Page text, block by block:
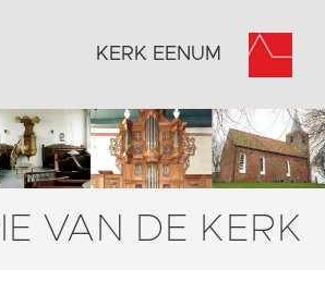
KERK EENUM
VAN DE KERK